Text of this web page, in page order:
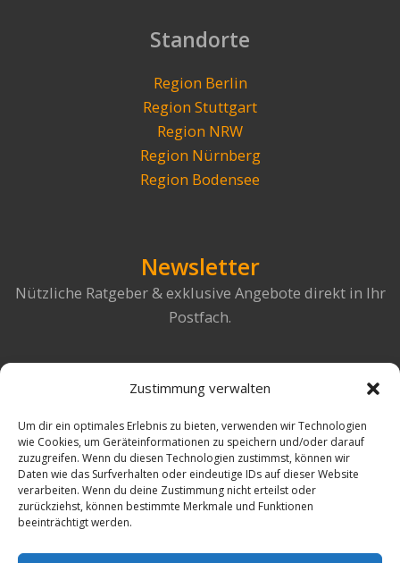
Zustimmung verwalten
Um dir ein optimales Erlebnis zu bieten, verwenden wir Technologien
wie Cookies, um Geräteinformationen zu speichern und/oder darauf
zuzugreifen. Wenn du diesen Technologien zustimmst, können wir
Daten wie das Surfverhalten oder eindeutige IDs auf dieser Website
verarbeiten. Wenn du deine Zustimmung nicht erteilst oder
zurückziehst, können bestimmte Merkmale und Funktionen
beeinträchtigt werden.
Standorte
Region Berlin
Region Stuttgart
Region NRW
Region Nürnberg
Region Bodensee
Newsletter
Nützliche Ratgeber & exklusive Angebote direkt in Ihr
Postfach.
Abonnieren & aufatmen